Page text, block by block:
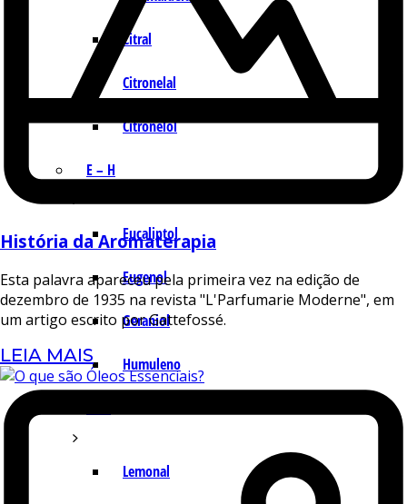
Citral
Citronelal
Citronelol
E – H
Eucaliptol
Eugenol
Geraniol
Humuleno
Lemonal
História da Aromaterapia
Esta palavra apareceu pela primeira vez na edição de
dezembro de 1935 na revista "L'Parfumarie Moderne", em
um artigo escrito por Gattefossé.
LEIA MAIS